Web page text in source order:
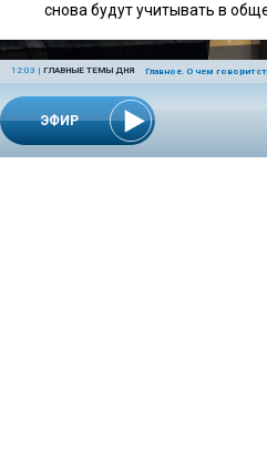
ЭФИР
12:03 | ГЛАВНЫЕ ТЕМЫ ДНЯ Главное. О чем говорит
снова будут учитывать в